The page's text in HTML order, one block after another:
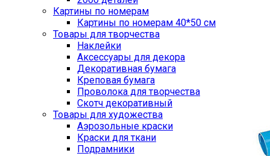
Картины по номерам
Картины по номерам 40*50 см
Товары для творчества
Наклейки
Аксессуары для декора
Декоративная бумага
Креповая бумага
Проволока для творчества
Скотч декоративный
Товары для художества
Аэрозольные краски
Краски для ткани
Подрамники